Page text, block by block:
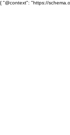
{ "@context": "https://